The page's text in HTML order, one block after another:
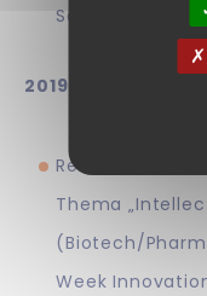
September
2019:
Referent bei
Thema
(Biotech/
Week